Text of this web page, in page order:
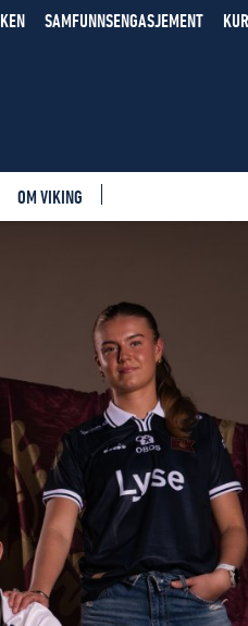
SAMFUNNSENGASJEMENT
OM VIKING